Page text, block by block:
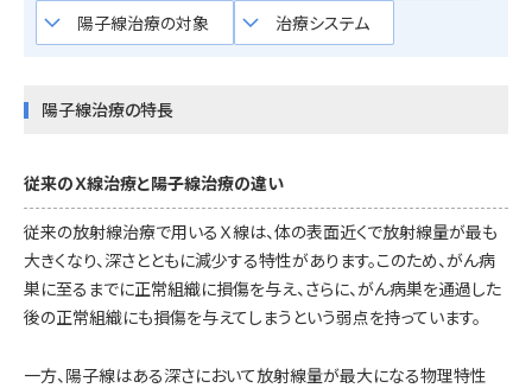
keyboard_arrow_down 陽子線治療の対象 keyboard_arrow_down 治療システム
陽子線治療の特長
従来のＸ線治療と陽子線治療の違い
従来の放射線治療で用いるＸ線は、体の表面近くで放射線量が最も
大きくなり、深さとともに減少する特性があります。このため、がん病
巣に至るまでに正常組織に損傷を与え、さらに、がん病巣を通過した
後の正常組織にも損傷を与えてしまうという弱点を持っています。
一方、陽子線はある深さにおいて放射線量が最大になる物理特性